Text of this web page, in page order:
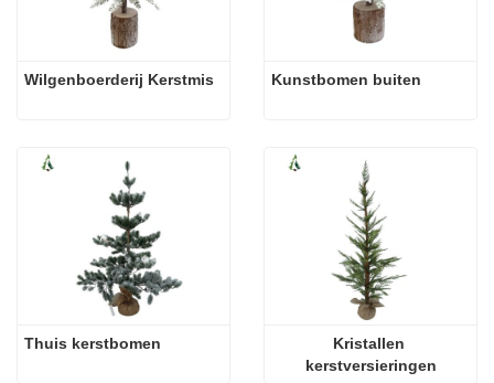
Wilgenboerderij Kerstmis Kunstbomen buiten
Thuis kerstbomen
Kristallen
kerstversieringen